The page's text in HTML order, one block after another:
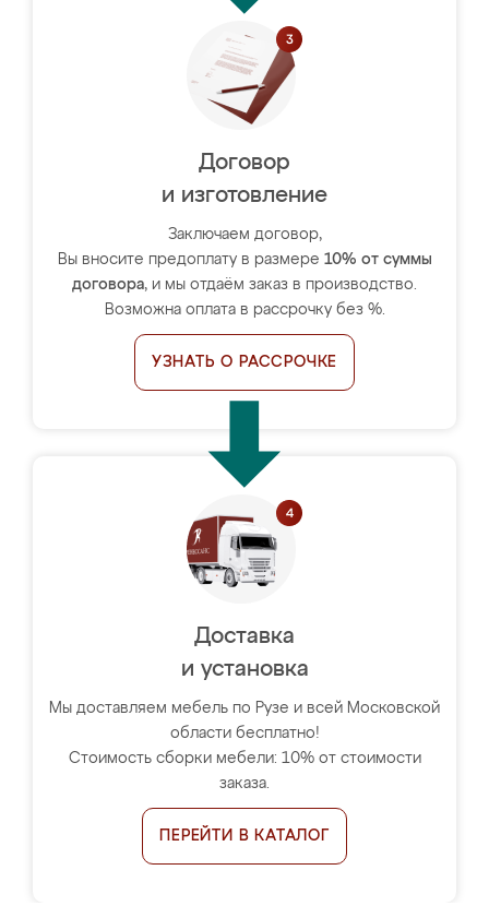
Договор
и изготовление
Заключаем договор,
Вы вносите предоплату в размере 10% от суммы
договора, и мы отдаём заказ в производство.
Возможна оплата в рассрочку без %.
УЗНАТЬ О РАССРОЧКЕ
Доставка
и установка
Мы доставляем мебель по Рузе и всей Московской
области бесплатно!
Стоимость сборки мебели: 10% от стоимости
заказа.
ПЕРЕЙТИ В КАТАЛОГ